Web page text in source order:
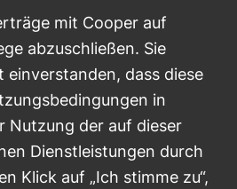
mit Cooper auf
abzuschließen. Sie
einverstanden, dass diese
in
Nutzung der auf dieser
Dienstleistungen durch
Klick auf „Ich stimme zu“,